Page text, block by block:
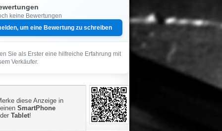
keine Bewertungen
um eine Bewertung zu schreiben
Sie als Erster eine hilfreiche Erfahrung mit
Verkäufer.
diese Anzeige in
SmartPhone
Tablet!